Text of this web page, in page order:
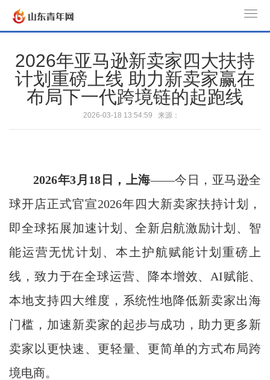
o
a
o
2026年亚马逊新卖家四大扶持
计划重磅上线 助力新卖家赢在
布局下一代跨境链的起跑线
2026-03-18 13:54:59 来源：
2026年3 月 18 日 ，上海——今日，亚马逊全
球开店正式官宣2026年四大新卖家扶持计划，
即全球拓展加速计划、全新启航激励计划、智
能运营无忧计划、本土护航赋能计划重磅上
线，致力于在全球运营、降本增效、AI赋能、
本地支持四大维度，系统性地降低新卖家出海
门槛，加速新卖家的起步与成功，助力更多新
卖家以更快速、更轻量、更简单的方式布局跨
境电商。